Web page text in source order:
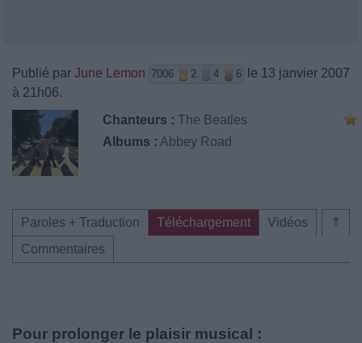
Publié par June Lemon 7006 2 4 6
le 13 janvier 2007
à 21h06.
Chanteurs : The Beatles
Albums : Abbey Road
⇑
Paroles + Traduction Téléchargement
Vidéos
Commentaires
Pour prolonger le plaisir musical :